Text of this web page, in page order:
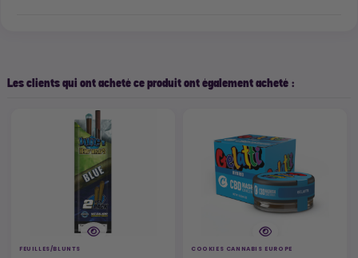
Les clients qui ont acheté ce produit ont également acheté :
FEUILLES/BLUNTS COOKIES CANNABIS EUROPE